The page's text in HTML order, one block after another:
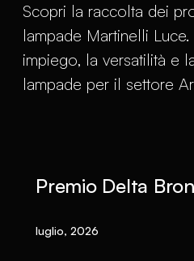
Scopri la raccolta dei
lampade Martinelli
impiego, la versatilità e
lampade per il settore
Premio Delta
luglio, 2026